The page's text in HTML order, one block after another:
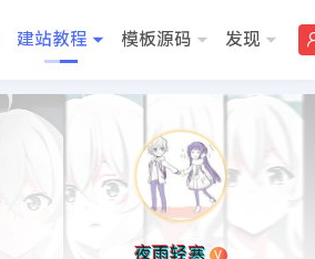
建站教程 模板源码 发现
夜雨轻寒 V